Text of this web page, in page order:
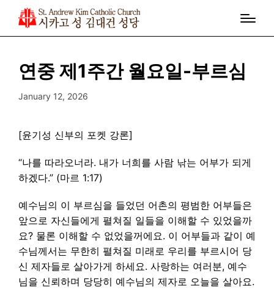
연중 제1주간 월요일-부르심
January 12, 2026
[윤기성 신부의 포켓 강론]
“나를 따라오너라. 내가 너희를 사람 낚는 어부가 되게
하겠다.” (마르 1:17)
예수님의 이 부르심을 들었던 어촌의 평범한 어부들은
앞으로 자신들에게 펼쳐질 일들을 이해할 수 있었을까
요? 물론 이해할 수 없었을꺼에요. 이 어부들과 같이 예
수님께서는 무한히 펼쳐질 미래로 우리를 부르시어 당
신 제자들로 살아가게 하세요. 사랑하는 여러분, 예수
님을 신뢰하며 당당히 예수님의 제자로 오늘을 살아요.